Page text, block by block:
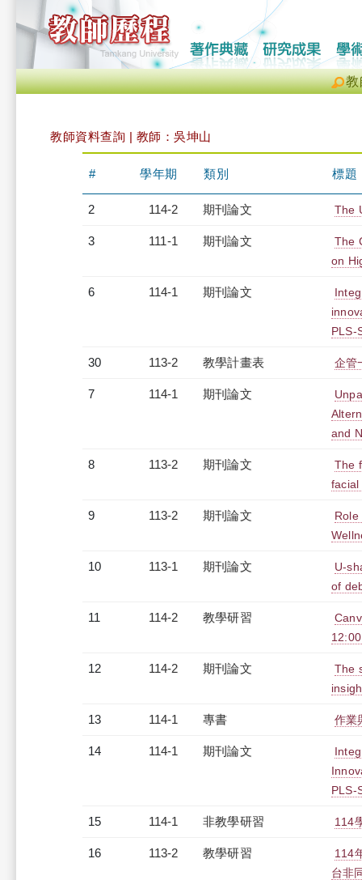
教
教師資料查詢 | 教師：吳坤山
# 學年期 類別 標題
2 114-2 期刊論文 The
3 111-1 期刊論文
The
on
6 114-1 期刊論文
PLS-
30 113-2 教學計畫表 企管
7 114-1 期刊論文
and
8 113-2 期刊論文
The
facial
9 113-2 期刊論文
10 113-1 期刊論文
U-
of
11 114-2 教學研習
12 114-2 期刊論文
The
13 114-1 專書 作業
14 114-1 期刊論文
PLS-
15 114-1 非教學研習 114
16 113-2 教學研習
114
台非